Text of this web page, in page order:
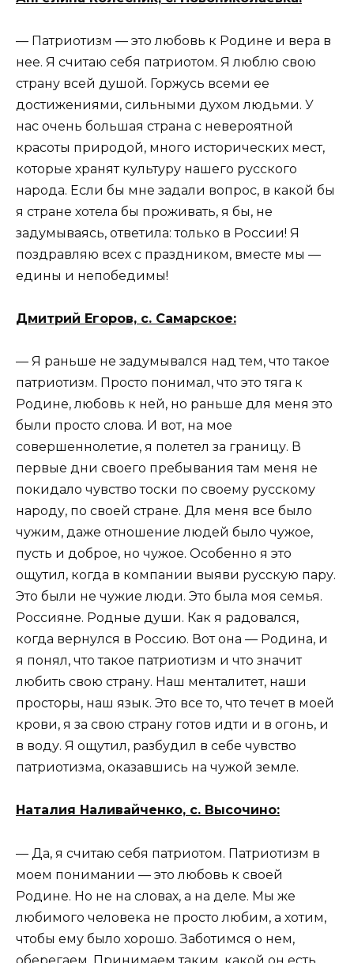
— Патриотизм — это любовь к Родине и вера в
нее. Я считаю себя патриотом. Я люблю свою
страну всей душой. Горжусь всеми ее
достижениями, сильными духом людьми. У
нас очень большая страна с невероятной
красоты природой, много исторических мест,
которые хранят культуру нашего русского
народа. Если бы мне задали вопрос, в какой бы
я стране хотела бы проживать, я бы, не
задумываясь, ответила: только в России! Я
поздравляю всех с праздником, вместе мы —
едины и непобедимы!
Дмитрий Егоров, с. Самарское:
— Я раньше не задумывался над тем, что такое
патриотизм. Просто понимал, что это тяга к
Родине, любовь к ней, но раньше для меня это
были просто слова. И вот, на мое
совершеннолетие, я полетел за границу. В
первые дни своего пребывания там меня не
покидало чувство тоски по своему русскому
народу, по своей стране. Для меня все было
чужим, даже отношение людей было чужое,
пусть и доброе, но чужое. Особенно я это
ощутил, когда в компании выяви русскую пару.
Это были не чужие люди. Это была моя семья.
Россияне. Родные души. Как я радовался,
когда вернулся в Россию. Вот она — Родина, и
я понял, что такое патриотизм и что значит
любить свою страну. Наш менталитет, наши
просторы, наш язык. Это все то, что течет в моей
крови, я за свою страну готов идти и в огонь, и
в воду. Я ощутил, разбудил в себе чувство
патриотизма, оказавшись на чужой земле.
Наталия Наливайченко, с. Высочино:
— Да, я считаю себя патриотом. Патриотизм в
моем понимании — это любовь к своей
Родине. Но не на словах, а на деле. Мы же
любимого человека не просто любим, а хотим,
чтобы ему было хорошо. Заботимся о нем,
оберегаем. Принимаем таким, какой он есть.